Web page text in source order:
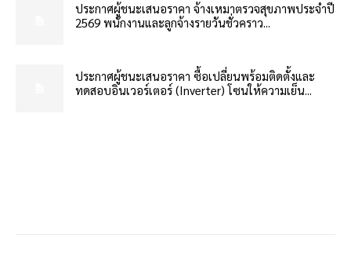
ประกาศผู้ชนะเสนอราคา จ้างเหมาตรวจสุขภาพประจำปี
2569 พนักงานและลูกจ้างรายวันชั่วคราว...
ประกาศผู้ชนะเสนอราคา ซื้อเปลี่ยนพร้อมติดตั้งและ
ทดสอบอินเวอร์เตอร์ (Inverter) โซนให้ความเย็น...